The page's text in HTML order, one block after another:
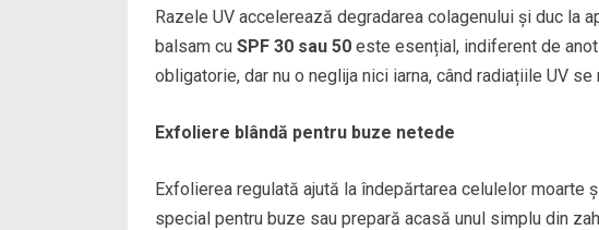
Razele UV accelerează degradarea colagenului și duc la
balsam cu SPF 30 sau 50 este esențial, indiferent de
obligatorie, dar nu o neglija nici iarna, când radiațiile UV
Exfoliere blândă pentru buze netede
Exfolierea regulată ajută la îndepărtarea celulelor moarte
special pentru buze sau prepară acasă unul simplu din